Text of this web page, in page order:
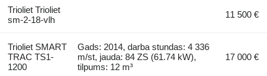
Trioliet Trioliet
sm-2-18-vlh
11 500 €
Trioliet SMART
TRAC TS1-
1200
Gads: 2014, darba stundas: 4 336
m/st, jauda: 84 ZS (61.74 kW),
tilpums: 12 m³
17 000 €